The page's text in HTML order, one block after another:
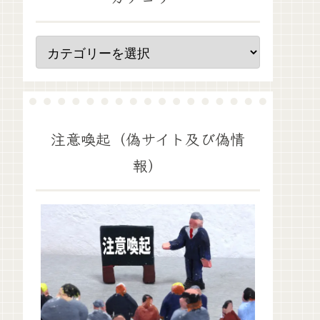
注意喚起（偽サイト及び偽情
報）